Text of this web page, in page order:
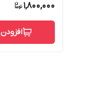
1,800,000